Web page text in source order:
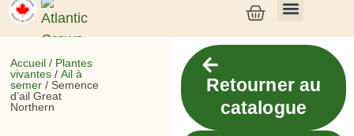
Accueil / Plantes
vivantes /Ail à
semer / Semence
d’ail Great
Northern
Retourner au
catalogue